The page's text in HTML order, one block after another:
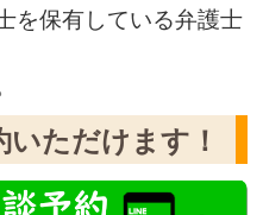
を保有している弁護士
ただけます！